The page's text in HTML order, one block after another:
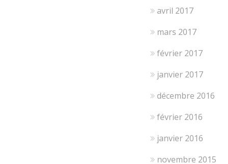
avril 2017
mars 2017
février 2017
janvier 2017
décembre 2016
février 2016
janvier 2016
novembre 2015